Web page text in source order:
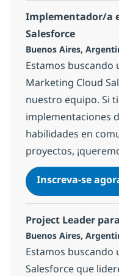
Implementador/a
Salesforce
Localização
Buenos Aires,
Estamos
Marketing Cloud
nuestro equipo. Si
implementaciones
habilidades en
proyectos,
Inscreva-se
Project Leader
Localização
Buenos Aires,
Estamos buscando
Salesforce que